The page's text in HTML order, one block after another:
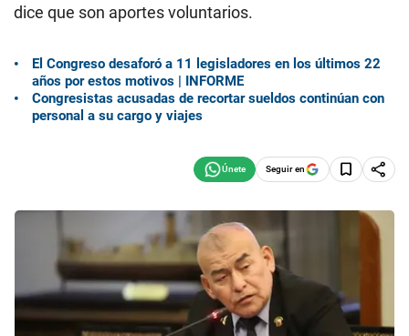
dice que son aportes voluntarios.
El Congreso desaforó a 11 legisladores en los últimos 22
años por estos motivos | INFORME
Congresistas acusadas de recortar sueldos continúan con
personal a su cargo y viajes
Seguir en